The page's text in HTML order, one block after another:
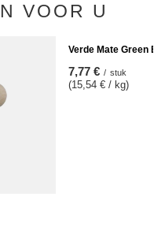
VOOR U
Verde Mate Green
7,77 € / stuk
(15,54 € / kg)